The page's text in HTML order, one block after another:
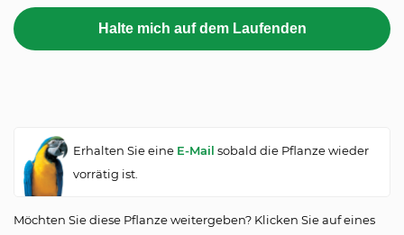
Erhalten Sie eine E-Mail sobald die Pflanze wieder
vorrätig ist.
Möchten Sie diese Pflanze weitergeben? Klicken Sie auf eines